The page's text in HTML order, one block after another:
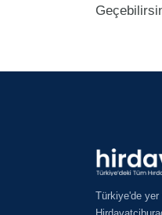
Türkiye'de yer